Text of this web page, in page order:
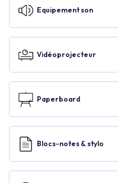
Equipement son
Vidéoprojecteur
Paperboard
Blocs-notes & stylo